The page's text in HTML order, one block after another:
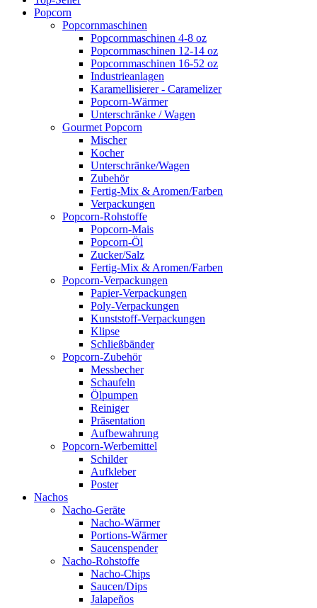
Popcorn
Popcornmaschinen
Popcornmaschinen 4-8 oz
Popcornmaschinen 12-14 oz
Popcornmaschinen 16-52 oz
Industrieanlagen
Karamellisierer - Caramelizer
Popcorn-Wärmer
Unterschränke / Wagen
Gourmet Popcorn
Mischer
Kocher
Unterschränke/Wagen
Zubehör
Fertig-Mix & Aromen/Farben
Verpackungen
Popcorn-Rohstoffe
Popcorn-Mais
Popcorn-Öl
Zucker/Salz
Fertig-Mix & Aromen/Farben
Popcorn-Verpackungen
Papier-Verpackungen
Poly-Verpackungen
Kunststoff-Verpackungen
Klipse
Schließbänder
Popcorn-Zubehör
Messbecher
Schaufeln
Ölpumpen
Reiniger
Präsentation
Aufbewahrung
Popcorn-Werbemittel
Schilder
Aufkleber
Poster
Nachos
Nacho-Geräte
Nacho-Wärmer
Portions-Wärmer
Saucenspender
Nacho-Rohstoffe
Nacho-Chips
Saucen/Dips
Jalapeños